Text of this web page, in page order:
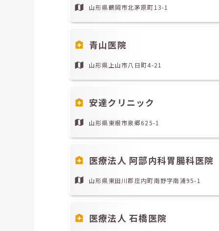
山形県鶴岡市北茅原町13-1
青山医院
山形県上山市八日町4-21
安達クリニック
山形県東根市泉郷625-1
医療法人 阿部内科胃腸科医院
山形県東田川郡庄内町南野字南浦95-1
医療法人 石橋医院